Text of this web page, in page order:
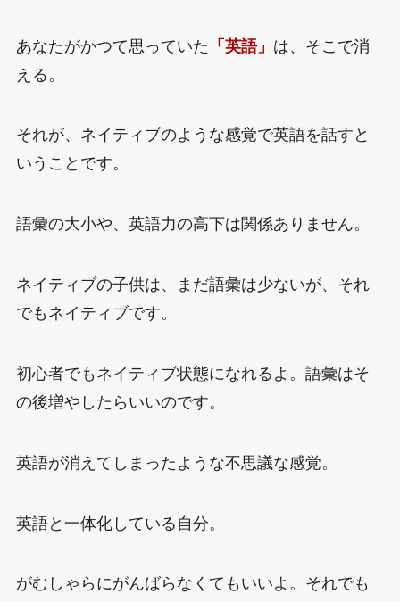
あなたがかつて思っていた 「英語」 は、そこで消
える。
それが、ネイティブのような感覚で英語を話すと
いうことです。
語彙の大小や、英語力の高下は関係ありません。
ネイティブの子供は、まだ語彙は少ないが、それ
でもネイティブです。
初心者でもネイティブ状態になれるよ。語彙はそ
の後増やしたらいいのです。
英語が消えてしまったような不思議な感覚。
英語と一体化している自分。
がむしゃらにがんばらなくてもいいよ。それでも